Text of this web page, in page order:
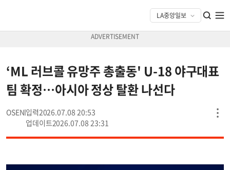
‘ML 러브콜 유망주 총출동' U-18 야구대표
팀 확정…아시아 정상 탈환 나선다
OSEN
2026.07.08 20:53
2026.07.08 23:31